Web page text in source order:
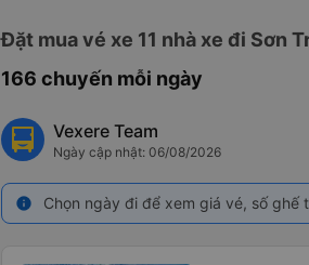
Đặt mua vé xe 11 nhà xe đi Sơn
166 chuyến mỗi ngày
Vexere Team
Ngày cập nhật: 06/08/2026
info Chọn ngày đi để xem giá vé, số